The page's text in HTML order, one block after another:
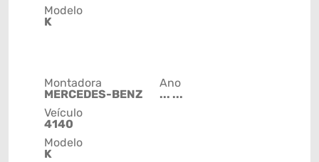
Modelo
K
Montadora
MERCEDES-BENZ
Veículo
4140
Modelo
K
Ano
... ...